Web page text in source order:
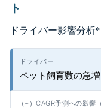
ト
ドライバー影響分析*
ペット飼育数の急増